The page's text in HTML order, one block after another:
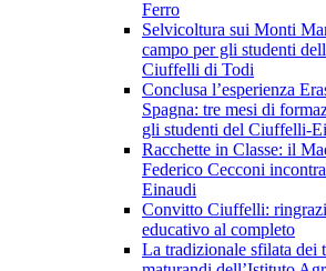
Ferro
Selvicoltura sui Monti
campo per gli studenti
Ciuffelli di Todi
Conclusa l’esperienza
Spagna: tre mesi di
gli studenti del Ciuffelli-
Racchette in Classe: il
Federico Cecconi
Einaudi
Convitto Ciuffelli:
educativo al completo
La tradizionale sfilata dei